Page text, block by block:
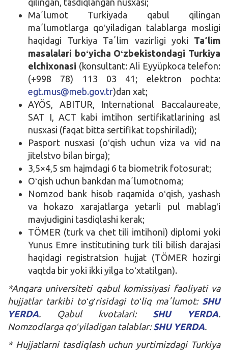
Maʼlumot Turkiyada qabul qilingan
maʼlumotlarga qoʻyiladigan talablarga mosligi
haqidagi Turkiya Taʼlim vazirligi yoki Taʼlim
masalalari boʻyicha Oʻzbekistondagi Turkiya
elchixonasi (konsultant: Ali Eyyüpkoca telefon:
(+998 78) 113 03 41; elektron pochta:
egt.mus@meb.gov.tr)dan xat;
AYÖS, ABITUR, International Baccalaureate,
SAT I, ACT kabi imtihon sertifikatlarining asl
nusxasi (faqat bitta sertifikat topshiriladi);
Pasport nusxasi (oʻqish uchun viza va vid na
jitelstvo bilan birga);
3,5×4,5 sm hajmdagi 6 ta biometrik fotosurat;
Oʻqish uchun bankdan maʼlumotnoma;
Nomzod bank hisob raqamida oʻqish, yashash
va hokazo xarajatlarga yetarli pul mablagʻi
mavjudigini tasdiqlashi kerak;
TÖMER (turk va chet tili imtihoni) diplomi yoki
Yunus Emre institutining turk tili bilish darajasi
haqidagi registratsion hujjat (TÖMER hozirgi
vaqtda bir yoki ikki yilga toʻxtatilgan).
*Anqara universiteti qabul komissiyasi faoliyati va
hujjatlar tarkibi toʻgʻrisidagi toʻliq maʼlumot: SHU
YERDA
Qabul kvotalari: SHU YERDA
Nomzodlarga qoʻyiladigan talablar:SHU YERDA
* Hujjatlarni tasdiqlash uchun yurtimizdagi Turkiya